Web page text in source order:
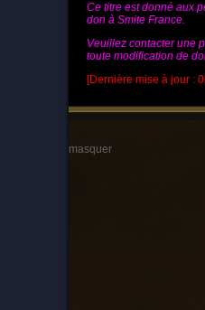
Ce titre est donné aux
don à Smite France.
Veuillez contacter une
toute modification de
[Dernière mise à jour :
masquer